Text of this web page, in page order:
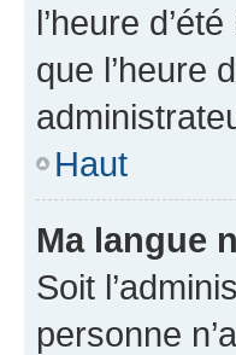
l’heure
que l’heure
Haut
Ma langue
Soit
personne